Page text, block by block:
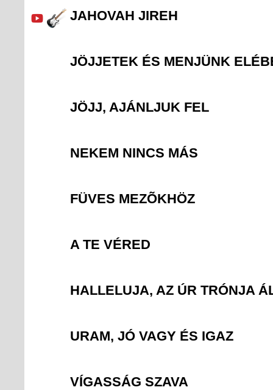
JAHOVAH JIREH
JÖJJETEK ÉS MENJÜNK
JÖJJ, AJÁNLJUK FEL
NEKEM NINCS MÁS
FÜVES MEZÕKHÖZ
A TE VÉRED
HALLELUJA, AZ ÚR TRÓNJA
URAM, JÓ VAGY ÉS IGAZ
VÍGASSÁG SZAVA